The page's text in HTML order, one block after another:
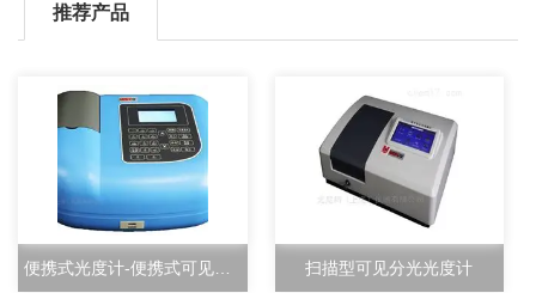
推荐产品
扫描型可见分光光度计